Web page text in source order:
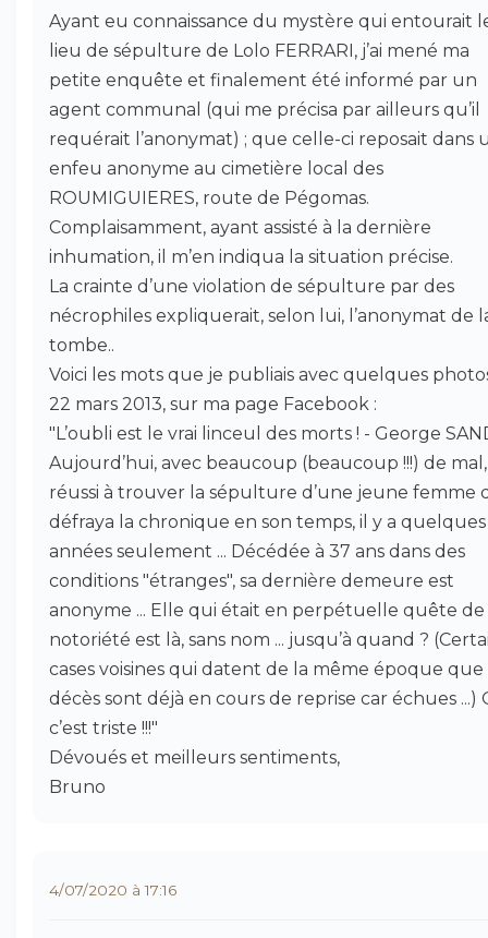
Ayant eu connaissance du mystère qui entourait
lieu de sépulture de Lolo FERRARI, j’ai mené ma
petite enquête et finalement été informé par un
agent communal (qui me précisa par ailleurs qu’il
requérait l’anonymat) ; que celle-ci reposait dans
enfeu anonyme au cimetière local des
ROUMIGUIERES, route de Pégomas.
Complaisamment, ayant assisté à la dernière
inhumation, il m’en indiqua la situation précise.
La crainte d’une violation de sépulture par des
nécrophiles expliquerait, selon lui, l’anonymat de
tombe..
Voici les mots que je publiais avec quelques
22 mars 2013, sur ma page Facebook :
"L’oubli est le vrai linceul des morts ! - George
Aujourd’hui, avec beaucoup (beaucoup !!!) de mal,
réussi à trouver la sépulture d’une jeune femme
défraya la chronique en son temps, il y a quelques
années seulement ... Décédée à 37 ans dans des
conditions "étranges", sa dernière demeure est
anonyme ... Elle qui était en perpétuelle quête de
notoriété est là, sans nom ... jusqu’à quand ?
cases voisines qui datent de la même époque que
décès sont déjà en cours de reprise car échues ...)
c’est triste !!!"
Dévoués et meilleurs sentiments,
Bruno
4/07/2020 à 17:16